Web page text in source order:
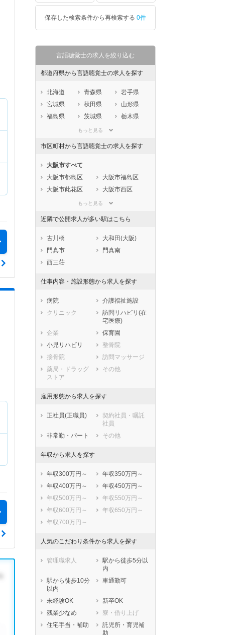
保存した検索条件から再検索する 0件
言語聴覚士の求人を絞り込む
都道府県から言語聴覚士の求人を探す
北海道 青森県
岩手県
宮城県
秋田県
山形県
福島県
茨城県
栃木県
埼玉県
石川県
静岡県
愛知県
三重県
滋賀県
京都府
大阪府
奈良県
香川県
愛媛県
高知県
福岡県
佐賀県
熊本県
もっと見る
市区町村から言語聴覚士の求人を探す
大阪市すべて
大阪市都島区
大阪市福島区
大阪市此花区
大阪市西区
大阪市大正区
大阪市東成区
大阪市生野区
大阪市旭区
大阪市城東区
大阪市阿倍野区
大阪市淀川区
大阪市鶴見区
大阪市住之江区
大阪市平野区
大阪市北区
大阪市中央区
堺市堺区
堺市中区
堺市東区
堺市西区
堺市南区
堺市北区
堺市美原区
岸和田市
豊中市
泉大津市
高槻市
貝塚市
守口市
八尾市
藤井寺市
東大阪市
交野市
大阪狭山市
阪南市
三島郡島本町
豊能郡豊能町
泉北郡忠岡町
泉南郡熊取町
泉南郡田尻町
泉南郡岬町
南河内郡太子町
南河内郡河南町
もっと見る
近隣で公開求人が多い駅はこちら
古川橋
大和田(大阪)
門真市
門真南
西三荘
仕事内容・施設形態から求人を探す
病院
介護福祉施設
クリニック
訪問リハビリ(在
宅医療)
企業
保育園
小児リハビリ
整骨院
接骨院
訪問マッサージ
薬局・ドラッグ
ストア
その他
雇用形態から求人を探す
正社員(正職員)
契約社員・嘱託
社員
非常勤・パート
その他
年収から求人を探す
年収300万円～
年収350万円～
年収400万円～
年収450万円～
年収500万円～
年収550万円～
年収600万円～
年収650万円～
年収700万円～
人気のこだわり条件から求人を探す
管理職求人
駅から徒歩5分以
内
駅から徒歩10分
以内
車通勤可
未経験OK
新卒OK
残業少なめ
寮・借り上げ
住宅手当・補助
託児所・育児補
助